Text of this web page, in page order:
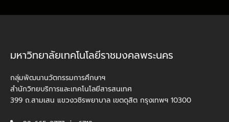
มหาวิทยาลัยเทคโนโลยีราชมงคลพระนคร
กลุ่มพัฒนานวัตกรรมการศึกษาฯ
สำนักวิทยบริการและเทคโนโลยีสารสนเทศ
399 ถ.สามเสน แขวงวชิรพยาบาล เขตดุสิต กรุงเทพฯ 10300